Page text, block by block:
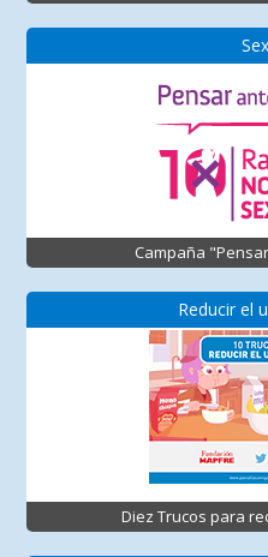
Campaña
Reducir el
Diez Trucos para